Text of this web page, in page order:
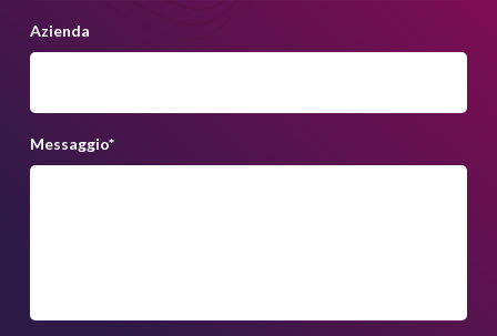
Azienda
Messaggio*